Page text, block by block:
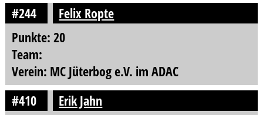
#244
Felix Ropte
Punkte: 20
Team:
Verein: MC Jüterbog e.V. im ADAC
#410
Erik Jahn